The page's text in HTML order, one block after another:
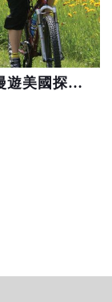
最潮慢遊／共享單車風尚走天下 漫遊美國探索大城小鎮